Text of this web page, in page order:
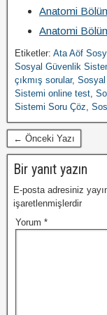
Anatomi
Anatomi
Etiketler: Ata Aöf
Sosyal Güvenlik
çıkmış sorular,
Sistemi online test,
Sistemi Soru Çöz,
← Önceki Yazı
Bir yanıt yazın
E-posta adresiniz
işaretlenmişlerdir
Yorum *